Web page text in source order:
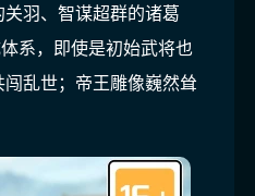
羽、智谋超群的诸葛
系，即使是初始武将也
乱世；帝王雕像巍然耸